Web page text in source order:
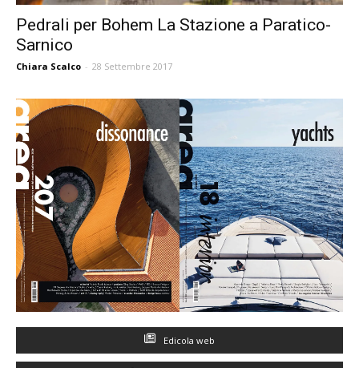
Pedrali per Bohem La Stazione a Paratico-
Sarnico
Chiara Scalco - 28 Settembre 2017
Edicola web